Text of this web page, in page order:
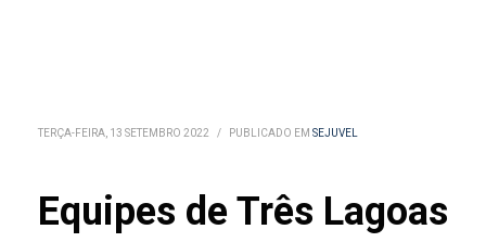
TERÇA-FEIRA, 13 SETEMBRO 2022 / PUBLICADO EM SEJUVEL
Equipes de Três Lagoas